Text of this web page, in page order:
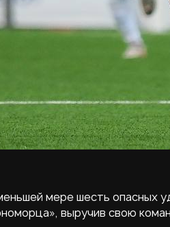
мере шесть опасных
выручив свою